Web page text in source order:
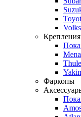
Фаркопы